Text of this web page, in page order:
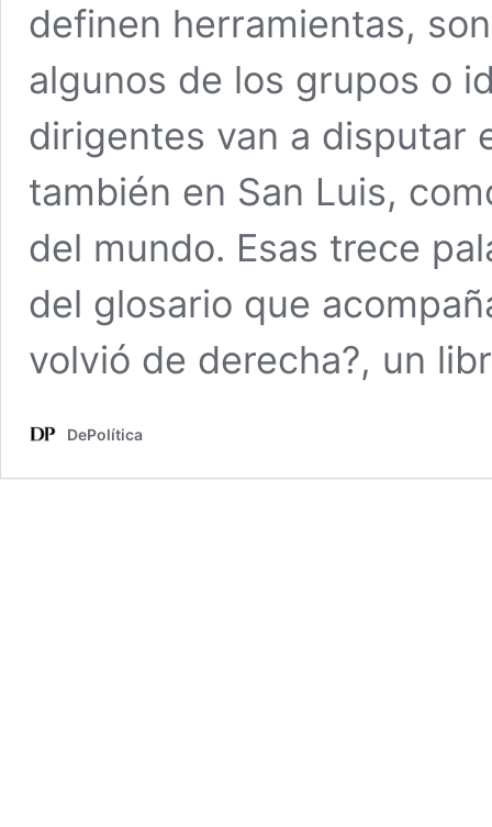
definen herramientas,
algunos de los grupos o
dirigentes van a disputar
también en San Luis,
del mundo. Esas trece
del glosario que
volvió de derecha?, un
DePolítica